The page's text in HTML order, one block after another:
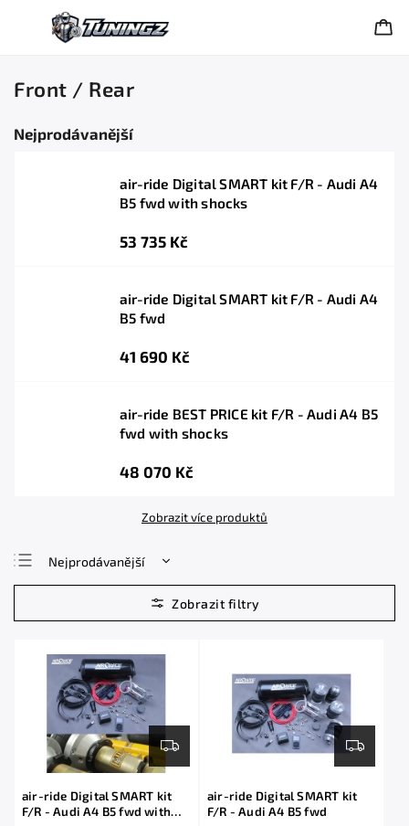
Front / Rear
Nejprodávanější
air-ride Digital SMART kit F/R - Audi A4
B5 fwd with shocks
53 735 Kč
air-ride Digital SMART kit F/R - Audi A4
B5 fwd
41 690 Kč
air-ride BEST PRICE kit F/R - Audi A4 B5
fwd with shocks
48 070 Kč
Zobrazit více produktů
Nejprodávanější
Nejlevnější
Nejdražší
air-ride Digital SMART kit
F/R - Audi A4 B5 fwd with
air-ride Digital SMART kit
F/R - Audi A4 B5 fwd